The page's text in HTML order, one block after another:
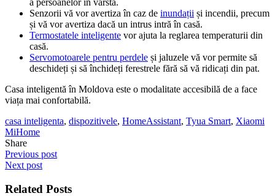
a persoanelor în vârstă.
Senzorii vă vor avertiza în caz de inundații și incendii, precum
și vă vor avertiza dacă un intrus intră în casă.
Termostatele inteligente vor ajuta la reglarea temperaturii din
casă.
Servomotoarele pentru perdele și jaluzele vă vor permite să
deschideți și să închideți ferestrele fără să vă ridicați din pat.
Casa inteligentă în Moldova este o modalitate accesibilă de a face
viața mai confortabilă.
casa inteligenta, dispozitivele, HomeAssistant, Tyua Smart, Xiaomi
MiHome
Share
Previous post
Next post
Related Posts